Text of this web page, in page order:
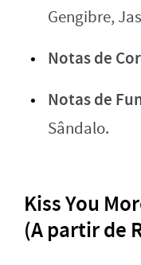
Gengibre,
Notas de
Notas de
Sândalo.
Kiss You
(A partir de